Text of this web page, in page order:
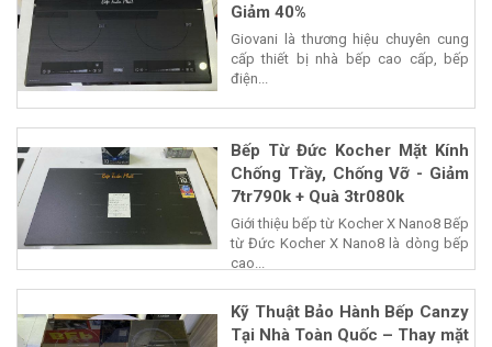
Giảm 40%
Giovani là thương hiệu chuyên cung
cấp thiết bị nhà bếp cao cấp, bếp
điện...
Bếp Từ Đức Kocher Mặt Kính
Chống Trầy, Chống Vỡ - Giảm
7tr790k + Quà 3tr080k
Giới thiệu bếp từ Kocher X Nano8 Bếp
từ Đức Kocher X Nano8 là dòng bếp
cao...
Kỹ Thuật Bảo Hành Bếp Canzy
Tại Nhà Toàn Quốc – Thay mặt